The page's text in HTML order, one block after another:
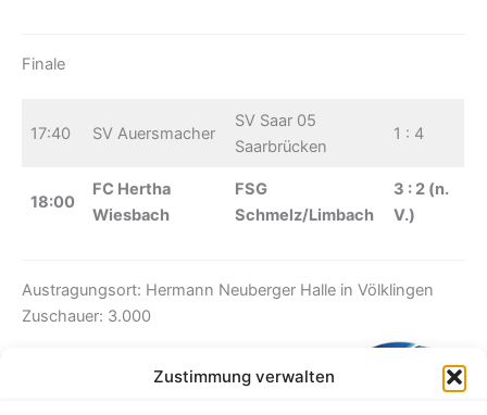
Zustimmung verwalten
Finale
17:40 SV Auersmacher
SV Saar 05
Saarbrücken
1 : 4
18:00
FC Hertha
Wiesbach
FSG
Schmelz/Limbach
3 : 2 (n.
V.)
Austragungsort: Hermann Neuberger Halle in Völklingen
Zuschauer: 3.000